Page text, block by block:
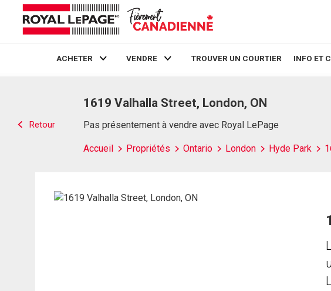
ACHETER VENDRE TROUVER UN COURTIER INFO ET
Retour
1619 Valhalla Street, London, ON
Pas présentement à vendre avec Royal LePage
Accueil Propriétés Ontario London Hyde Park